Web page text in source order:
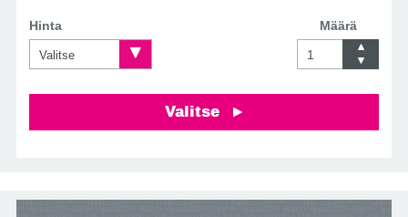
Hinta
Valitse
Määrä
Valitse